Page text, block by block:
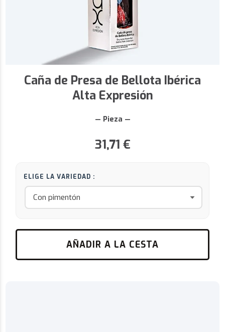
Caña de Presa de Bellota Ibérica
Alta Expresión
— Pieza —
31,71 €
ELIGE LA VARIEDAD :
AÑADIR A LA CESTA